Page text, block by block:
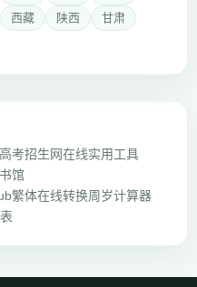
西藏 陕西
甘肃
高考招生网在线实用工具
馆
繁体在线转换周岁计算器